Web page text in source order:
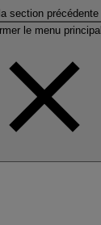
section précédente
le menu principal